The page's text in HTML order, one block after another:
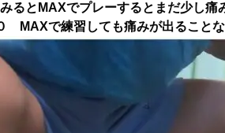
るとMAXでプレーするとまだ少し痛
MAXで練習しても痛みが出ること